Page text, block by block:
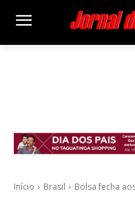
Início Brasil Bolsa fecha